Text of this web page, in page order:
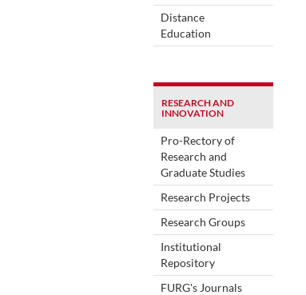
Distance
Education
RESEARCH AND
INNOVATION
Pro-Rectory of
Research and
Graduate Studies
Research Projects
Research Groups
Institutional
Repository
FURG's Journals